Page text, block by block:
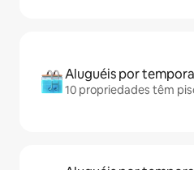
Aluguéis por
10 propriedades têm